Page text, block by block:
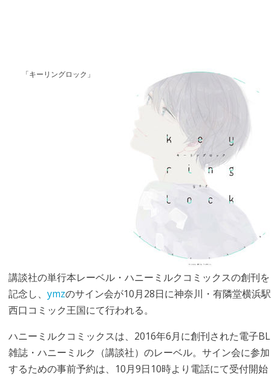
「キーリングロック」
講談社の単行本レーベル・ハニーミルクコミックスの創刊を
記念し、 ymzのサイン会が10月28日に神奈川・有隣堂横浜駅
西口コミック王国にて行われる。
ハニーミルクコミックスは、2016年6月に創刊された電子BL
雑誌・ハニーミルク（講談社）のレーベル。サイン会に参加
するための事前予約は、10月9日10時より電話にて受付開始